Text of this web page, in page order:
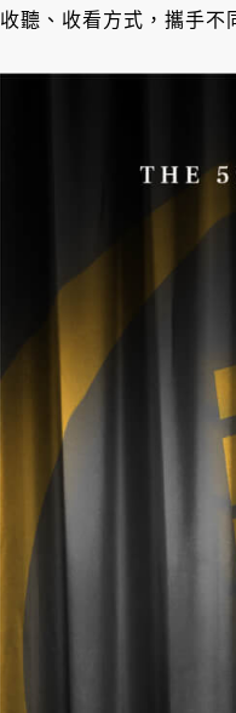
收聽、收看方式，攜手不